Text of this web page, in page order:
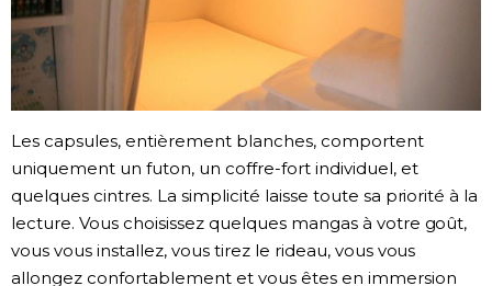
Les capsules, entièrement blanches, comportent
uniquement un futon, un coffre-fort individuel, et
quelques cintres. La simplicité laisse toute sa priorité à la
lecture. Vous choisissez quelques mangas à votre goût,
vous vous installez, vous tirez le rideau, vous vous
allongez confortablement et vous êtes en immersion